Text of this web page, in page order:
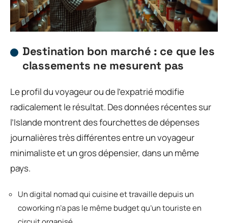
Destination bon marché : ce que les
classements ne mesurent pas
Le profil du voyageur ou de l’expatrié modifie
radicalement le résultat. Des données récentes sur
l’Islande montrent des fourchettes de dépenses
journalières très différentes entre un voyageur
minimaliste et un gros dépensier, dans un même
pays.
Un digital nomad qui cuisine et travaille depuis un
coworking n’a pas le même budget qu’un touriste en